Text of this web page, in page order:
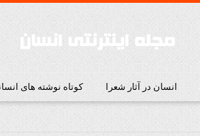
انسان در آثار شعرا کوتاه نوشته های